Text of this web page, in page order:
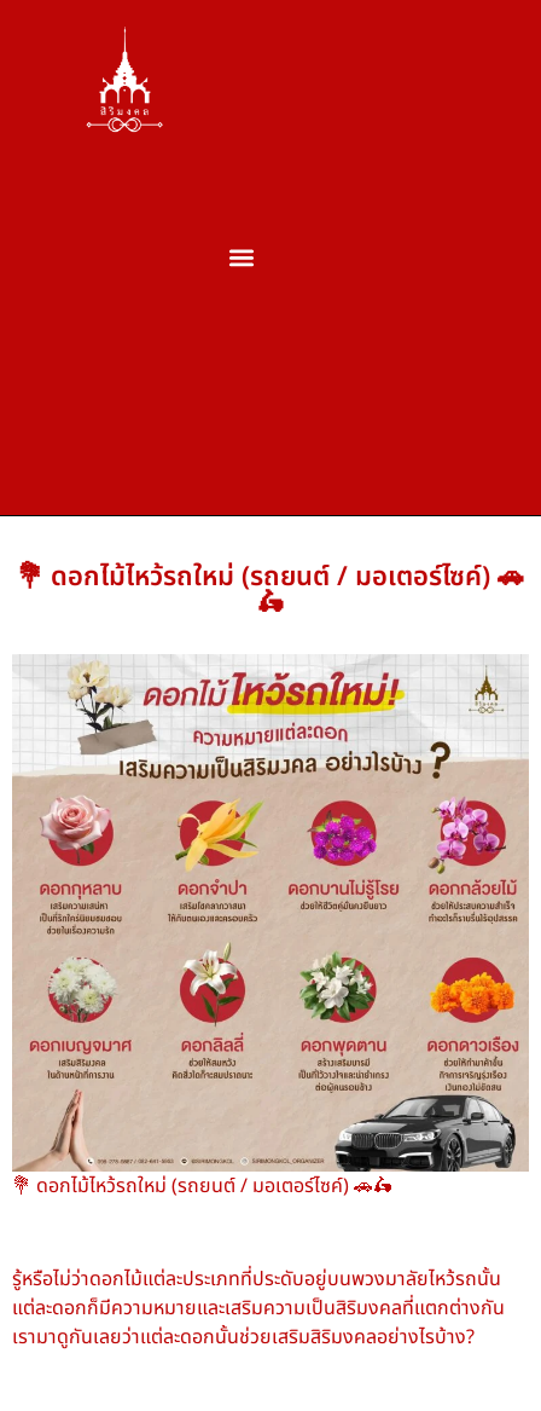
💐 ดอกไม้ไหว้รถใหม่ (รถยนต์ / มอเตอร์ไซค์) 🚗
🛵
💐 ดอกไม้ไหว้รถใหม่ (รถยนต์ / มอเตอร์ไซค์) 🚗🛵
รู้หรือไม่ว่าดอกไม้แต่ละประเภทที่ประดับอยู่บนพวงมาลัยไหว้รถนั้น
แต่ละดอกก็มีความหมายและเสริมความเป็นสิริมงคลที่แตกต่างกัน
เรามาดูกันเลยว่าแต่ละดอกนั้นช่วยเสริมสิริมงคลอย่างไรบ้าง?